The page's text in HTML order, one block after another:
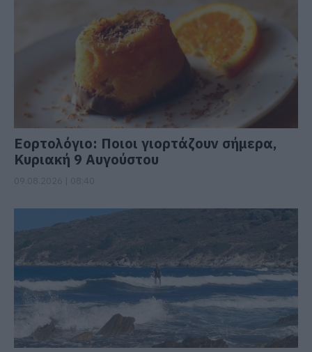
Εορτολόγιο: Ποιοι γιορτάζουν σήμερα,
Κυριακή 9 Αυγούστου